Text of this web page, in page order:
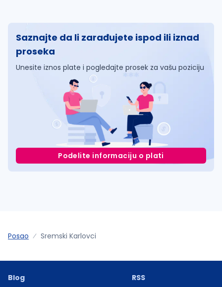
Saznajte da li zarađujete ispod ili iznad
proseka
Unesite iznos plate i pogledajte prosek za vašu poziciju
Podelite informaciju o plati
Posao Sremski Karlovci
Blog
RSS